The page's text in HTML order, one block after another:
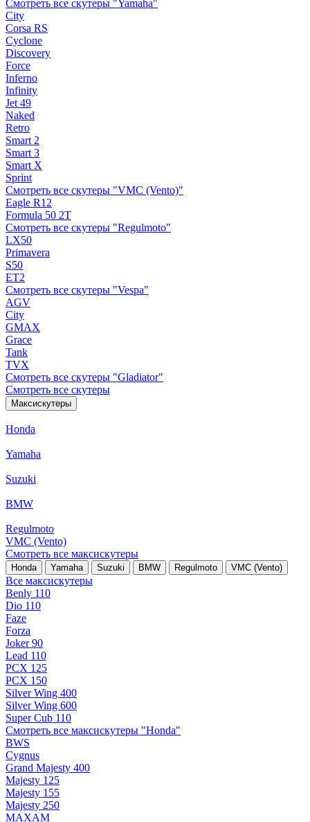
Смотреть все скутеры "Yamaha"
City
Corsa RS
Cyclone
Discovery
Force
Inferno
Infinity
Jet 49
Naked
Retro
Smart 2
Smart 3
Smart X
Sprint
Смотреть все скутеры "VMC (Vento)"
Eagle R12
Formula 50 2Т
Смотреть все скутеры "Regulmoto"
LX50
Primavera
S50
ET2
Смотреть все скутеры "Vespa"
AGV
City
GMAX
Grace
Tank
TVX
Смотреть все скутеры "Gladiator"
Смотреть все скутеры
Максискутеры
Honda
Yamaha
Suzuki
BMW
Regulmoto
VMC (Vento)
Смотреть все максискутеры
Honda Yamaha Suzuki BMW Regulmoto VMC (Vento)
Все максискутеры
Benly 110
Dio 110
Faze
Forza
Joker 90
Lead 110
PCX 125
PCX 150
Silver Wing 400
Silver Wing 600
Super Cub 110
Смотреть все максискутеры "Honda"
BWS
Cygnus
Grand Majesty 400
Majesty 125
Majesty 155
Majesty 250
MAXAM